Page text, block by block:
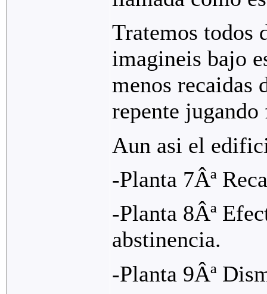
Tratemos todos
imagineis bajo
menos recaidas
repente
Aun asi el
-Planta 7Âª
-Planta 8Âª
abstinencia.
-Planta 9Âª